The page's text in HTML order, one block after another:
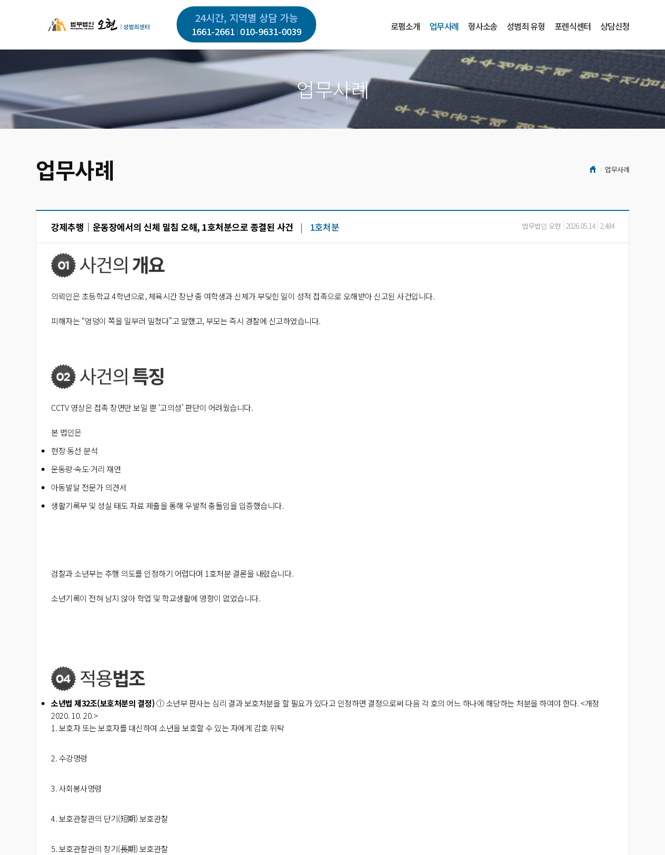
츠
뛰
기
24시간, 지역별 상담 가능
1661-2661 010-9631-0039 로펌소개 업무사례 형사소송 성범죄 유형 포렌식센터 상담신청
업무사례
업무사례 업무사례
법무법인 오현 2026.05.14 2,484
강제추행│운동장에서의 신체 밀침 오해, 1호처분으로 종결된 사건 | 1호처분
의뢰인은 초등학교 4학년으로, 체육시간 장난 중 여학생과 신체가 부딪힌 일이 성적 접촉으로 오해받아신고된 사건입니다.
피해자는 “엉덩이 쪽을 일부러 밀쳤다”고 말했고, 부모는 즉시 경찰에 신고하였습니다.
CCTV 영상은 접촉 장면만 보일 뿐 ‘고의성’ 판단이 어려웠습니다.
본 법인은
현장 동선 분석
운동량·속도·거리 재연
아동발달 전문가 의견서
생활기록부 및 성실 태도 자료 제출을 통해 우발적 충돌임을 입증했습니다.
검찰과 소년부는 추행 의도를 인정하기 어렵다며 1호처분 결론을 내렸습니다.
소년기록이 전혀 남지 않아 학업 및 학교생활에 영향이 없었습니다.
소년법 제32조(보호처분의 결정)① 소년부 판사는 심리 결과 보호처분을 할 필요가 있다고 인정하면 결정으로써 다음 각 호의 어느 하나에 해당하는 처분을 하여야 한다. <개정
2020. 10. 20.>
1. 보호자 또는 보호자를 대신하여 소년을 보호할 수 있는 자에게 감호 위탁
2. 수강명령
3. 사회봉사명령
4. 보호관찰관의 단기(短期) 보호관찰
5. 보호관찰관의 장기(長期) 보호관찰